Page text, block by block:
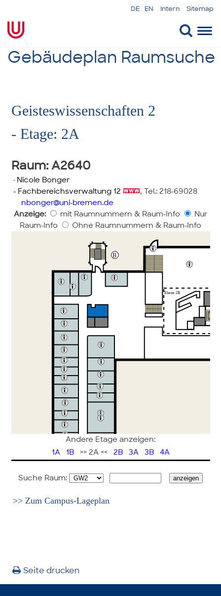
DE EN Intern Sitemap
Gebäudeplan Raumsuche
Geisteswissenschaften 2
- Etage: 2A
Raum: A2640
· Nicole Bonger
- Fachbereichsverwaltung 12
, Tel.: 218-69028
nbonger uni-bremen.de
Anzeige:
mit Raumnummern & Raum-Info
Nur
Raum-Info
Ohne Raumnummern & Raum-Info
Andere Etage anzeigen:
1A
1B >> 2A << 2B 3A 3B 4A
Suche Raum:
>> Zum Campus-Lageplan
Seite drucken